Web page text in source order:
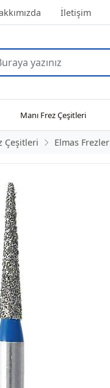
İletişim
Manı Frez Çeşitleri
Çeşitleri Elmas Frezler